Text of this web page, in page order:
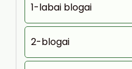
1-labai blogai
2-blogai